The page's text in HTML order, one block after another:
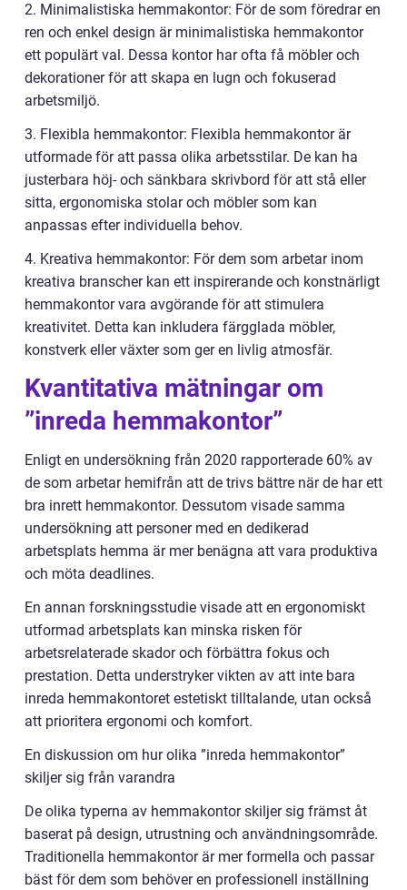
2. Minimalistiska hemmakontor: För de som föredrar en
ren och enkel design är minimalistiska hemmakontor
ett populärt val. Dessa kontor har ofta få möbler och
dekorationer för att skapa en lugn och fokuserad
arbetsmiljö.
3. Flexibla hemmakontor: Flexibla hemmakontor är
utformade för att passa olika arbetsstilar. De kan ha
justerbara höj- och sänkbara skrivbord för att stå eller
sitta, ergonomiska stolar och möbler som kan
anpassas efter individuella behov.
4. Kreativa hemmakontor: För dem som arbetar inom
kreativa branscher kan ett inspirerande och konstnärligt
hemmakontor vara avgörande för att stimulera
kreativitet. Detta kan inkludera färgglada möbler,
konstverk eller växter som ger en livlig atmosfär.
Kvantitativa mätningar om
”inreda hemmakontor”
Enligt en undersökning från 2020 rapporterade 60% av
de som arbetar hemifrån att de trivs bättre när de har ett
bra inrett hemmakontor. Dessutom visade samma
undersökning att personer med en dedikerad
arbetsplats hemma är mer benägna att vara produktiva
och möta deadlines.
En annan forskningsstudie visade att en ergonomiskt
utformad arbetsplats kan minska risken för
arbetsrelaterade skador och förbättra fokus och
prestation. Detta understryker vikten av att inte bara
inreda hemmakontoret estetiskt tilltalande, utan också
att prioritera ergonomi och komfort.
En diskussion om hur olika ”inreda hemmakontor”
skiljer sig från varandra
De olika typerna av hemmakontor skiljer sig främst åt
baserat på design, utrustning och användningsområde.
Traditionella hemmakontor är mer formella och passar
bäst för dem som behöver en professionell inställning